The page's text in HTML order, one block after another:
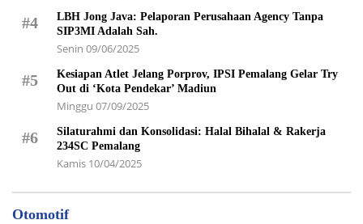
#4
LBH Jong Java: Pelaporan Perusahaan Agency Tanpa
SIP3MI Adalah Sah.
Senin 09/06/2025
#5
Kesiapan Atlet Jelang Porprov, IPSI Pemalang Gelar Try
Out di ‘Kota Pendekar’ Madiun
Minggu 07/09/2025
#6
Silaturahmi dan Konsolidasi: Halal Bihalal & Rakerja
234SC Pemalang
Kamis 10/04/2025
Otomotif